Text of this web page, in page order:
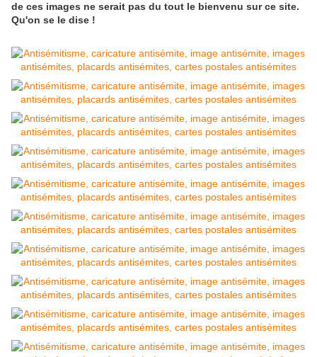
de ces images ne serait pas du tout le bienvenu sur ce site.
Qu'on se le dise !